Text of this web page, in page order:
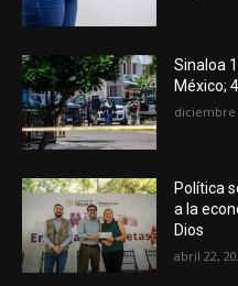
Sinaloa
México;
diciembre
Política
a la
Dios
abril 22,